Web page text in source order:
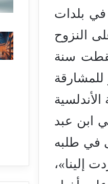
في بلدات
النزوح
سقطت سنة
ابن عبد
في طلبه
إلينا»،